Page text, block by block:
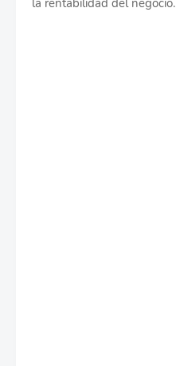
la rentabilidad del negocio.